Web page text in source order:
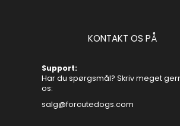
KONTAKT OS PÅ
Support:
Har du spørgsmål? Skriv meget
os:
salg@forcutedogs.com